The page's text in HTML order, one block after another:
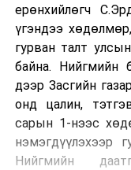
ерөнхийлөгч
үгэндээ
гурван талт
байна. Нийгмийн
дээр Засгийн
онд цалин,
сарын 1-нээс
нэмэгдүүлэхээр
Нийгмийн